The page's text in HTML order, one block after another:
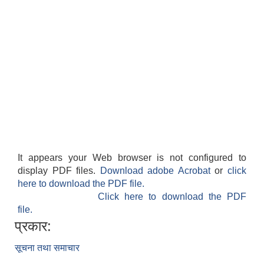
It appears your Web browser is not configured to
display PDF files.
Download adobe Acrobatorclick
here to download the PDF file.
Click here to download the PDF
file.
प्रकार:
सूचना तथा समाचार